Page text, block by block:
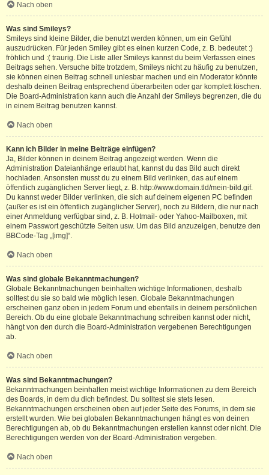
Nach oben
Was sind Smileys?
Smileys sind kleine Bilder, die benutzt werden können, um ein Gefühl
auszudrücken. Für jeden Smiley gibt es einen kurzen Code, z. B. bedeutet :)
fröhlich und :( traurig. Die Liste aller Smileys kannst du beim Verfassen eines
Beitrags sehen. Versuche bitte trotzdem, Smileys nicht zu häufig zu benutzen,
sie können einen Beitrag schnell unlesbar machen und ein Moderator könnte
deshalb deinen Beitrag entsprechend überarbeiten oder gar komplett löschen.
Die Board-Administration kann auch die Anzahl der Smileys begrenzen, die du
in einem Beitrag benutzen kannst.
Nach oben
Kann ich Bilder in meine Beiträge einfügen?
Ja, Bilder können in deinem Beitrag angezeigt werden. Wenn die
Administration Dateianhänge erlaubt hat, kannst du das Bild auch direkt
hochladen. Ansonsten musst du zu einem Bild verlinken, das auf einem
öffentlich zugänglichen Server liegt, z. B. http://www.domain.tld/mein-bild.gif.
Du kannst weder Bilder verlinken, die sich auf deinem eigenen PC befinden
(außer es ist ein öffentlich zugänglicher Server), noch zu Bildern, die nur nach
einer Anmeldung verfügbar sind, z. B. Hotmail- oder Yahoo-Mailboxen, mit
einem Passwort geschützte Seiten usw. Um das Bild anzuzeigen, benutze den
BBCode-Tag „[img]“.
Nach oben
Was sind globale Bekanntmachungen?
Globale Bekanntmachungen beinhalten wichtige Informationen, deshalb
solltest du sie so bald wie möglich lesen. Globale Bekanntmachungen
erscheinen ganz oben in jedem Forum und ebenfalls in deinem persönlichen
Bereich. Ob du eine globale Bekanntmachung schreiben kannst oder nicht,
hängt von den durch die Board-Administration vergebenen Berechtigungen
ab.
Nach oben
Was sind Bekanntmachungen?
Bekanntmachungen beinhalten meist wichtige Informationen zu dem Bereich
des Boards, in dem du dich befindest. Du solltest sie stets lesen.
Bekanntmachungen erscheinen oben auf jeder Seite des Forums, in dem sie
erstellt wurden. Wie bei globalen Bekanntmachungen hängt es von deinen
Berechtigungen ab, ob du Bekanntmachungen erstellen kannst oder nicht. Die
Berechtigungen werden von der Board-Administration vergeben.
Nach oben